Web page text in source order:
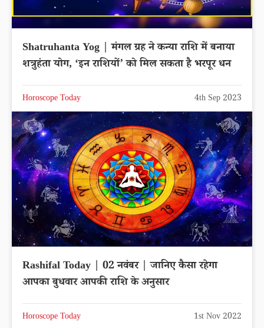
Shatruhanta Yog | मंगल ग्रह ने कन्या राशि में बनाया
शत्रुहंता योग, ‘इन राशियों’ को मिल सकता है भरपूर धन
Horoscope Today 4th Sep 2023
Rashifal Today | 02 नवंबर | जानिए कैसा रहेगा
आपका बुधवार आपकी राशि के अनुसार
Horoscope Today 1st Nov 2022